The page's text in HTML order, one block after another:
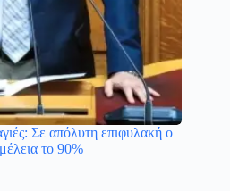
Σε απόλυτη επιφυλακή ο
το 90%